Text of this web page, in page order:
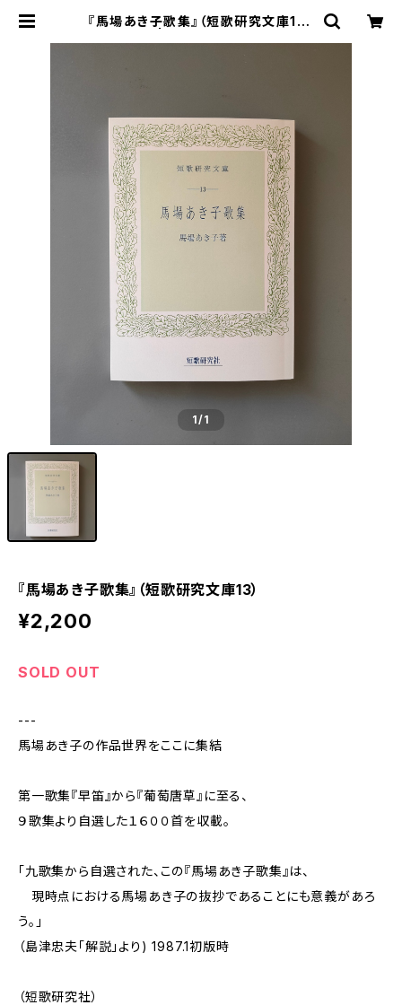
『馬場あき子歌集』（短歌研究文庫13）
1/1
『馬場あき子歌集』（短歌研究文庫13）
¥2,200
SOLD OUT
---
馬場あき子の作品世界をここに集結
第一歌集『早笛』から『葡萄唐草』に至る、
９歌集より自選した１６００首を収載。
「九歌集から自選された、この『馬場あき子歌集』は、
現時点における馬場あき子の抜抄であることにも意義があろ
う。」
（島津忠夫「解説」より) 1987.1初版時
（短歌研究社）